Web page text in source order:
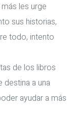
les urge
sus historias,
todo, intento
de los libros
destina a una
ayudar a más